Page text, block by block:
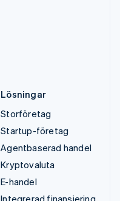
Lösningar
Storföretag
Startup-företag
Agentbaserad handel
Kryptovaluta
E-handel
Integrerad finansiering